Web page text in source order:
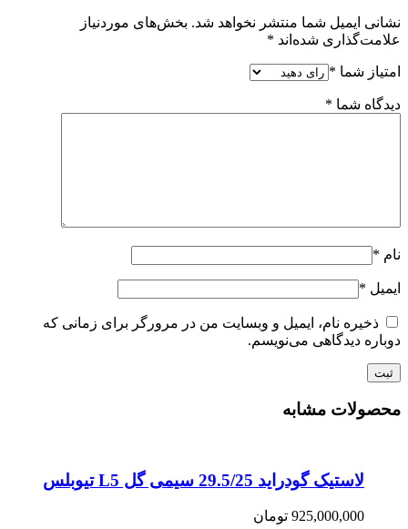
نشانی ایمیل شما منتشر نخواهد شد. بخش‌های موردنیاز
علامت‌گذاری شده‌اند *
امتیاز شما *
دیدگاه شما *
نام *
ایمیل *
ذخیره نام، ایمیل و وبسایت من در مرورگر برای زمانی که
دوباره دیدگاهی می‌نویسم.
محصولات مشابه
لاستیک گودراید 29.5/25 سیمی گل L5 تیوبلس
925,000,000 تومان